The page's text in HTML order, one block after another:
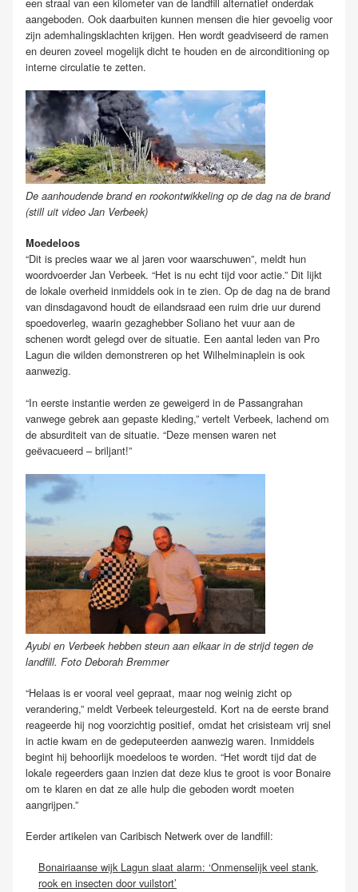
aangeboden. Ook daarbuiten kunnen mensen die hier gevoelig voor
zijn ademhalingsklachten krijgen. Hen wordt geadviseerd de ramen
en deuren zoveel mogelijk dicht te houden en de airconditioning op
interne circulatie te zetten.
De aanhoudende brand en rookontwikkeling op de dag na de brand
(still uit video Jan Verbeek)
Moedeloos
“Dit is precies waar we al jaren voor waarschuwen”, meldt hun
woordvoerder Jan Verbeek. “Het is nu echt tijd voor actie.” Dit lijkt
de lokale overheid inmiddels ook in te zien. Op de dag na de brand
van dinsdagavond houdt de eilandsraad een ruim drie uur durend
spoedoverleg, waarin gezaghebber Soliano het vuur aan de
schenen wordt gelegd over de situatie. Een aantal leden van Pro
Lagun die wilden demonstreren op het Wilhelminaplein is ook
aanwezig.
“In eerste instantie werden ze geweigerd in de Passangrahan
vanwege gebrek aan gepaste kleding,” vertelt Verbeek, lachend om
de absurditeit van de situatie. “Deze mensen waren net
geëvacueerd – briljant!”
Ayubi en Verbeek hebben steun aan elkaar in de strijd tegen de
landfill. Foto Deborah Bremmer
“Helaas is er vooral veel gepraat, maar nog weinig zicht op
verandering,” meldt Verbeek teleurgesteld. Kort na de eerste brand
reageerde hij nog voorzichtig positief, omdat het crisisteam vrij snel
in actie kwam en de gedeputeerden aanwezig waren. Inmiddels
begint hij behoorlijk moedeloos te worden. “Het wordt tijd dat de
lokale regeerders gaan inzien dat deze klus te groot is voor Bonaire
om te klaren en dat ze alle hulp die geboden wordt moeten
aangrijpen.”
Eerder artikelen van Caribisch Netwerk over de landfill:
Bonairiaanse wijk Lagun slaat alarm: ‘Onmenselijk veel stank,
rook en insecten door vuilstort’